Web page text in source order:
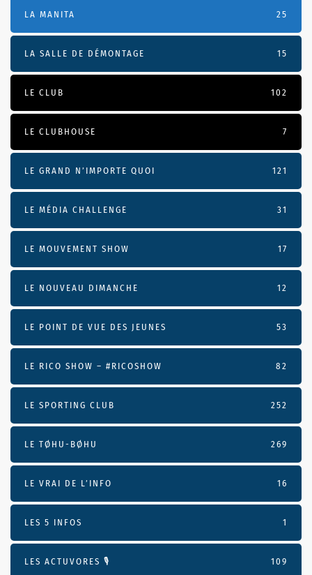
LA MANITA 25
LA SALLE DE DÉMONTAGE 15
LE CLUB 102
LE CLUBHOUSE 7
LE GRAND N’IMPORTE QUOI 121
LE MÉDIA CHALLENGE 31
LE MOUVEMENT SHOW 17
LE NOUVEAU DIMANCHE 12
LE POINT DE VUE DES JEUNES 53
LE RICO SHOW – #RICOSHOW 82
LE SPORTING CLUB 252
LE TØHU-BØHU 269
LE VRAI DE L’INFO 16
LES 5 INFOS 1
LES ACTUVORES 🎙 109